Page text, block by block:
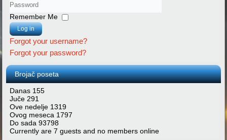
Remember Me
Log in
Forgot your username?
Forgot your password?
Brojač poseta
Danas 155
Juče 291
Ove nedelje 1319
Ovog meseca 1797
Do sada93798
Currently are 7 guests and no members online